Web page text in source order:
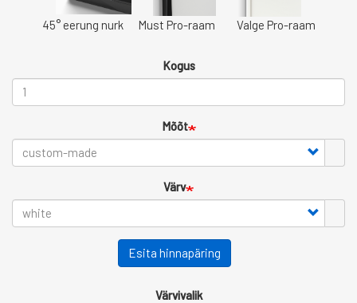
45° eerung nurk Must Pro-raam Valge Pro-raam
Kogus
Mõõt
Värv
Esita hinnapäring
Värvivalik